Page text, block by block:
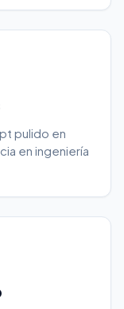
pulido en
en ingeniería